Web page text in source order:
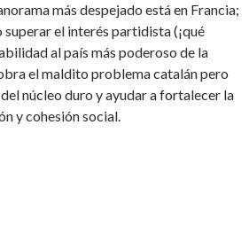
más despejado está en Francia;
superar el interés partidista (¡qué
al país más poderoso de la
el maldito problema catalán pero
núcleo duro y ayudar a fortalecer la
y cohesión social.